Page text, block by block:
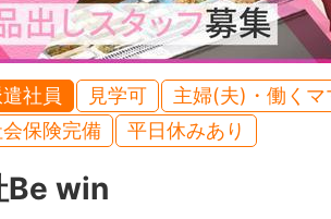
社員 見学可
主婦(夫)・働くマ
保険完備
平日休みあり
Be win